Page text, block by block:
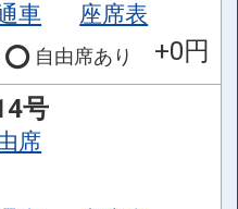
車
座席表
自由席あり
+0円
号
席